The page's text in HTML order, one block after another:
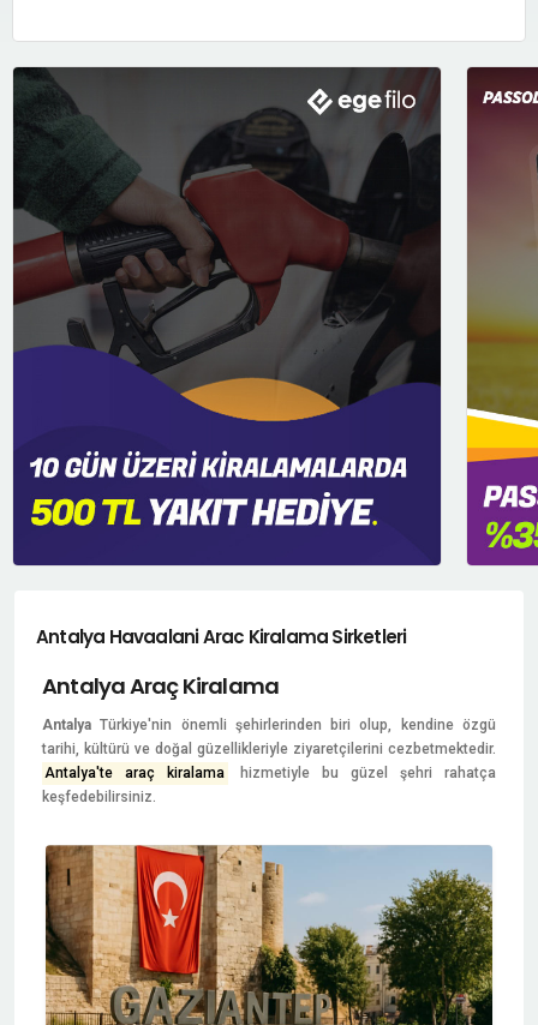
Antalya Havaalani Arac Kiralama Sirketleri
Antalya Araç Kiralama
Antalya Türkiye'nin önemli şehirlerinden biri olup, kendine özgü
tarihi, kültürü ve doğal güzellikleriyle ziyaretçilerini cezbetmektedir.
Antalya'te araç kiralama
hizmetiyle bu güzel şehri rahatça
keşfedebilirsiniz.